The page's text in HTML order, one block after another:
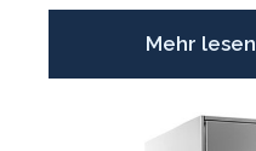
Mehr lesen